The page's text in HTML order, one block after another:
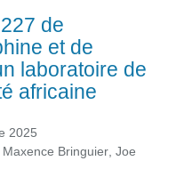
de
et de
laboratoire de
africaine
2025
Maxence Bringuier Joe